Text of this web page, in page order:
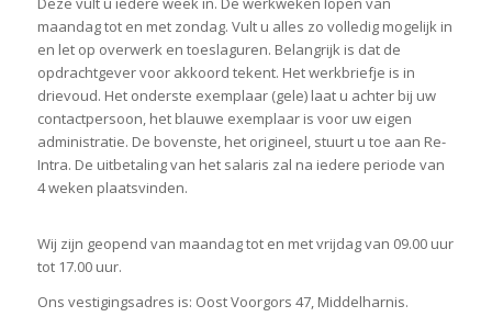
maandag tot en met zondag. Vult u alles zo volledig mogelijk in
en let op overwerk en toeslaguren. Belangrijk is dat de
opdrachtgever voor akkoord tekent. Het werkbriefje is in
drievoud. Het onderste exemplaar (gele) laat u achter bij uw
contactpersoon, het blauwe exemplaar is voor uw eigen
administratie. De bovenste, het origineel, stuurt u toe aan Re-
Intra. De uitbetaling van het salaris zal na iedere periode van
4 weken plaatsvinden.
Wij zijn geopend van maandag tot en met vrijdag van 09.00 uur
tot 17.00 uur.
Ons vestigingsadres is: Oost Voorgors 47, Middelharnis.